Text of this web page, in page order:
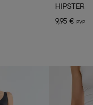
HIPSTER
9,95 €